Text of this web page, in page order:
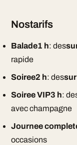
Nostarifs
Balade1 h: des
rapide
Soiree2 h: des
Soiree VIP3 h:
avec champagne
Journee
occasions